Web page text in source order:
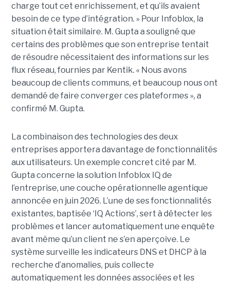
charge tout cet enrichissement, et qu’ils avaient
besoin de ce type d’intégration. » Pour Infoblox, la
situation était similaire. M. Gupta a souligné que
certains des problèmes que son entreprise tentait
de résoudre nécessitaient des informations sur les
flux réseau, fournies par Kentik. « Nous avons
beaucoup de clients communs, et beaucoup nous ont
demandé de faire converger ces plateformes », a
confirmé M. Gupta.
La combinaison des technologies des deux
entreprises apportera davantage de fonctionnalités
aux utilisateurs. Un exemple concret cité par M.
Gupta concerne la solution Infoblox IQ de
l’entreprise, une couche opérationnelle agentique
annoncée en juin 2026. L’une de ses fonctionnalités
existantes, baptisée ‘IQ Actions’, sert à détecter les
problèmes et lancer automatiquement une enquête
avant même qu’un client ne s’en aperçoive. Le
système surveille les indicateurs DNS et DHCP à la
recherche d’anomalies, puis collecte
automatiquement les données associées et les